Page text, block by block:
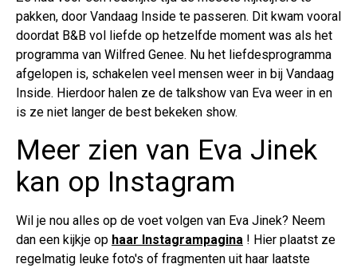
pakken, door Vandaag Inside te passeren. Dit kwam vooral
doordat B&B vol liefde op hetzelfde moment was als het
programma van Wilfred Genee. Nu het liefdesprogramma
afgelopen is, schakelen veel mensen weer in bij Vandaag
Inside. Hierdoor halen ze de talkshow van Eva weer in en
is ze niet langer de best bekeken show.
Meer zien van Eva Jinek
kan op Instagram
Wil je nou alles op de voet volgen van Eva Jinek? Neem
dan een kijkje op haar Instagrampagina ! Hier plaatst ze
regelmatig leuke foto's of fragmenten uit haar laatste